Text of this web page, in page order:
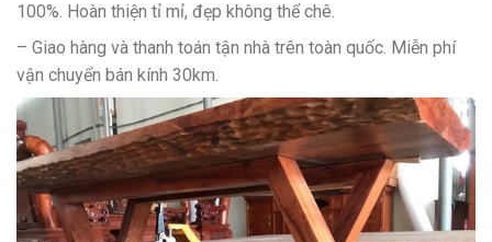
100%. Hoàn thiện tỉ mỉ, đẹp không thể chê.
– Giao hàng và thanh toán tận nhà trên toàn quốc. Miễn phí
vận chuyển bán kính 30km.